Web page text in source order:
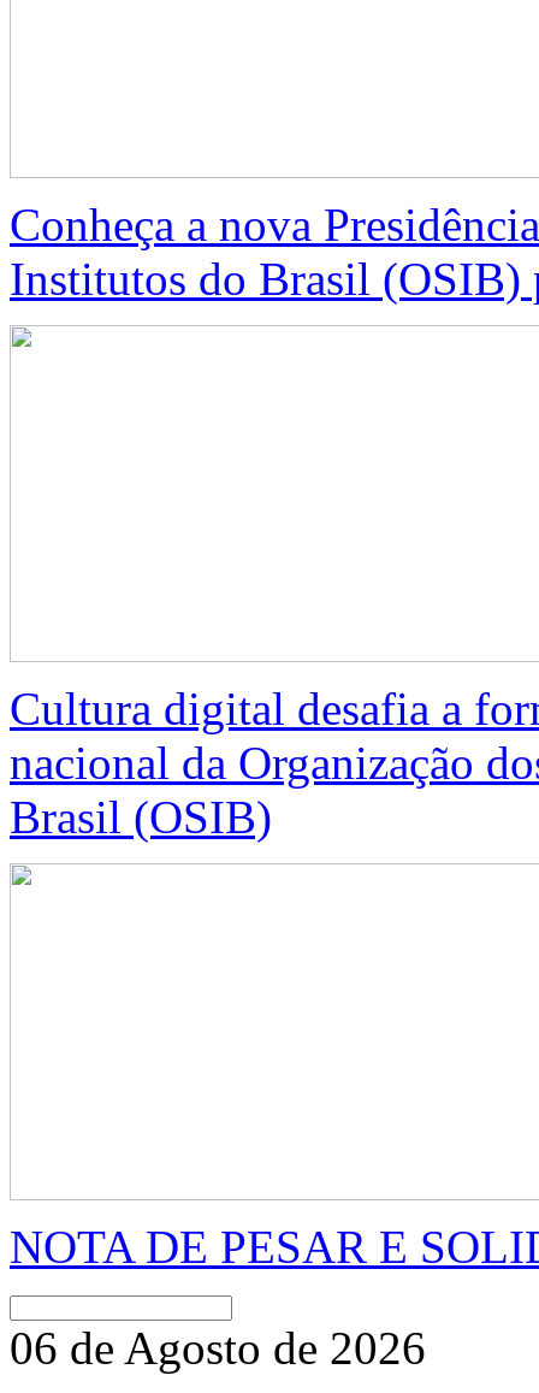
Conheça a nova
Institutos do Brasil (OSIB)
Cultura digital desafia a
nacional da Organização
Brasil (OSIB)
NOTA DE PESAR E
06 de Agosto de 2026